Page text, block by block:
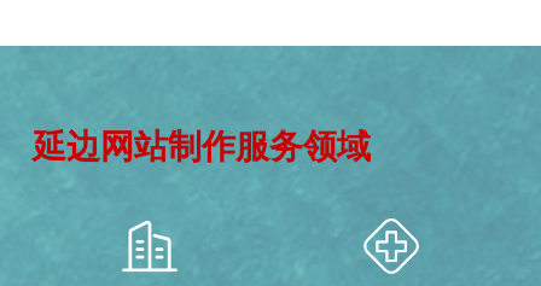
延边网站制作服务领域